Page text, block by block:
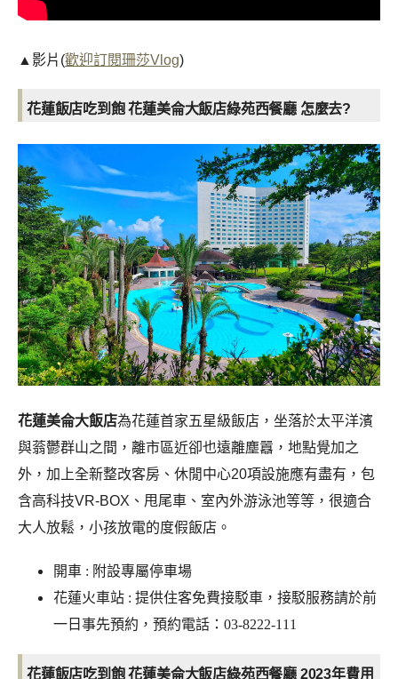
▲影片(歡迎訂閱珊莎Vlog)
花蓮飯店吃到飽 花蓮美侖大飯店綠苑西餐廳 怎麼去?
花蓮美侖大飯店為花蓮首家五星級飯店，坐落於太平洋濱
與蓊鬱群山之間，離市區近卻也遠離塵囂，地點覺加之
外，加上全新整改客房、休閒中心20項設施應有盡有，包
含高科技VR-BOX、甩尾車、室內外游泳池等等，很適合
大人放鬆，小孩放電的度假飯店。
開車 : 附設專屬停車場
花蓮火車站 : 提供住客免費接駁車，接駁服務請於前
一日事先預約，預約電話：03-8222-111
花蓮飯店吃到飽 花蓮美侖大飯店綠苑西餐廳 2023年費用